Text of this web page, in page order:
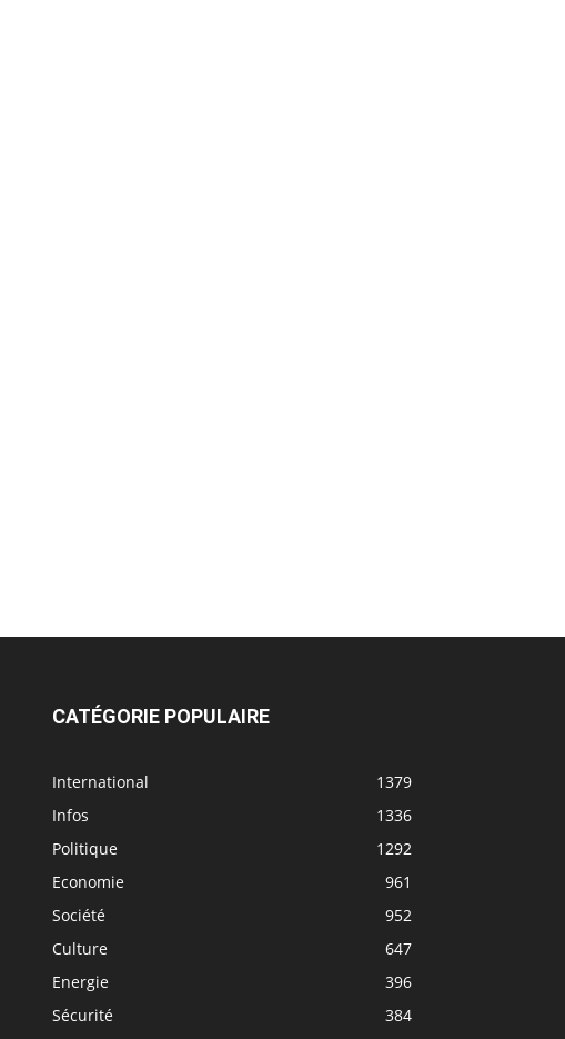
CATÉGORIE POPULAIRE
International
1379
Infos
1336
Politique
1292
Economie
961
Société
952
Culture
647
Energie
396
Sécurité
384